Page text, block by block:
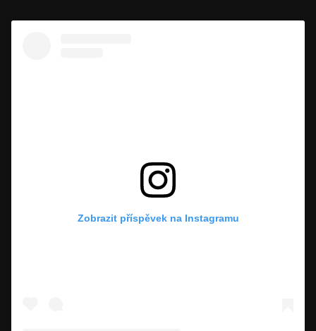
Zobrazit příspěvek na Instagramu